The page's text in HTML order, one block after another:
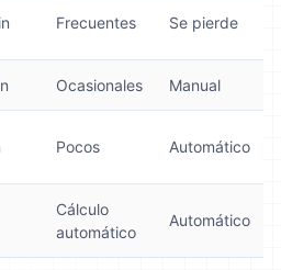
Frecuentes Se pierde
Ocasionales Manual
Pocos Automático
Cálculo
automático
Automático